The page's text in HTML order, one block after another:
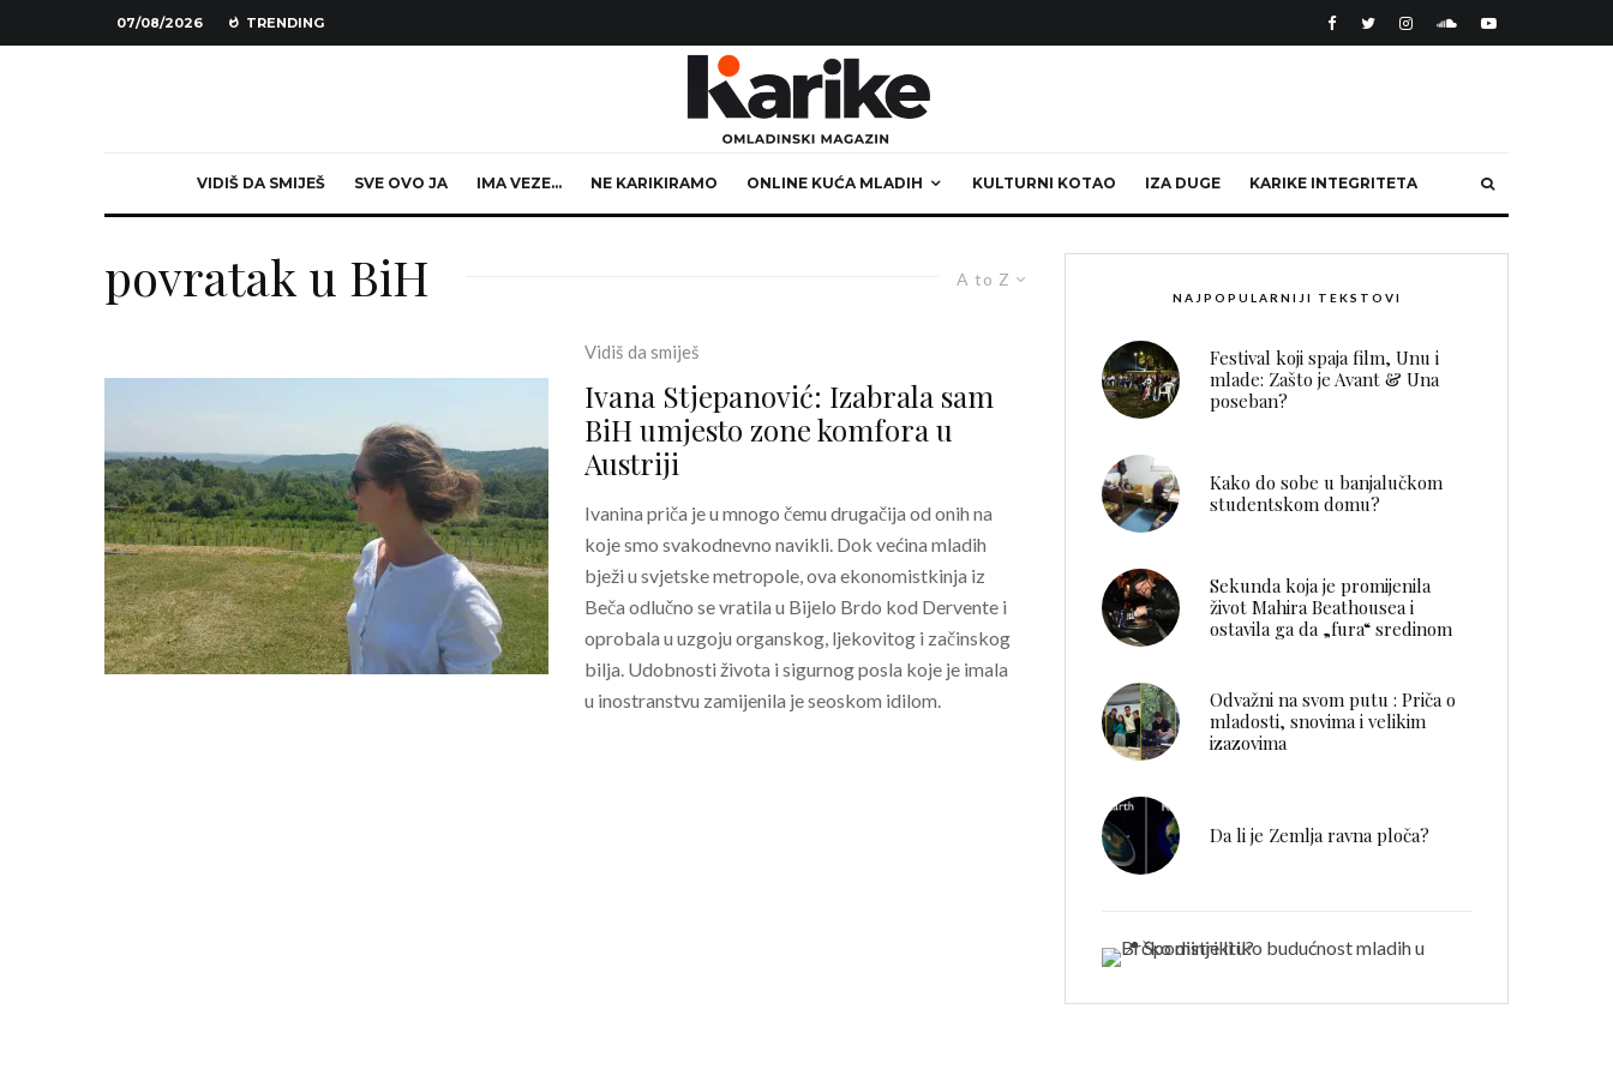
07/08/2026 TRENDING
VIDIŠ DA SMIJEŠ SVE OVO JA IMA VEZE… NE KARIKIRAMO ONLINE KUĆA MLADIH KULTURNI KOTAO IZA DUGE KARIKE INTEGRITETA
A to Z
povratak u BiH
Vidiš da smiješ
Ivana Stjepanović: Izabrala sam
BiH umjesto zone komfora u
Austriji
Ivanina priča je u mnogo čemu drugačija od onih na
koje smo svakodnevno navikli. Dok većina mladih
bježi u svjetske metropole, ova ekonomistkinja iz
Beča odlučno se vratila u Bijelo Brdo kod Dervente i
oprobala u uzgoju organskog, ljekovitog i začinskog
bilja. Udobnosti života i sigurnog posla koje je imala
u inostranstvu zamijenila je seoskom idilom.
NAJPOPULARNIJI TEKSTOVI
Festival koji spaja film, Unu i
mlade: Zašto je Avant & Una
poseban?
Kako do sobe u banjalučkom
studentskom domu?
Sekunda koja je promijenila
život Mahira Beathousea i
ostavila ga da „fura“ sredinom
Odvažni na svom putu : Priča o
mladosti, snovima i velikim
izazovima
Da li je Zemlja ravna ploča?